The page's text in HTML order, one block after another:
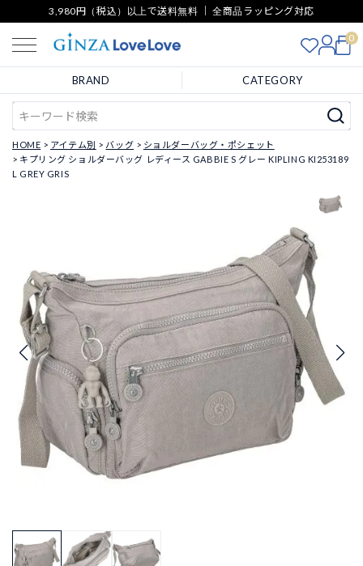
3,980円（税込）以上で送料無料 ｜ 全商品ラッピング対応
0
BRAND CATEGORY
HOME アイテム別 バッグ
ショルダーバッグ・ポシェット
キプリング ショルダーバッグ レディース GABBIE S グレー KIPLING KI253189
L GREY GRIS